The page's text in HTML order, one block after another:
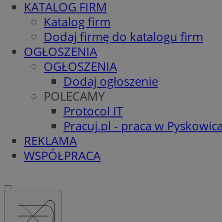
KATALOG FIRM
Katalog firm
Dodaj firmę do katalogu firm
OGŁOSZENIA
OGŁOSZENIA
Dodaj ogłoszenie
POLECAMY
Protocol IT
Pracuj.pl - praca w
REKLAMA
WSPÓŁPRACA